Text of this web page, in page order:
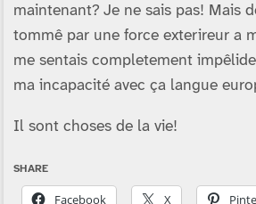
maintenant? Je ne sais pas! Mais
tommê par une force exterireur a
me sentais completement
ma incapacité avec ça langue
Il sont choses de la vie!
SHARE
Facebook X